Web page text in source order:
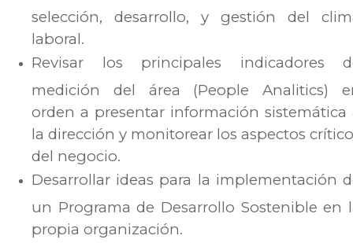
selección, desarrollo, y gestión del
laboral.
Revisar los principales indicadores
medición del área (People Analitics)
orden a presentar información sistemática
la dirección y monitorear los aspectos
del negocio.
Desarrollar ideas para la implementación
un Programa de Desarrollo Sostenible en
propia organización.